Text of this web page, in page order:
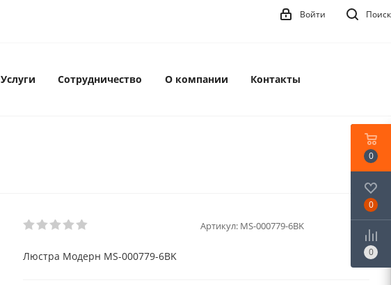
Поиск
Войти
Услуги Сотрудничество О компании Контакты
Артикул: MS-000779-6BK
Люстра Модерн MS-000779-6BK
0
0
0